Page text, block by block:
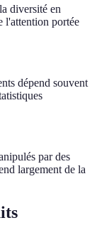
diversité en
l'attention portée
dépend souvent
par des
largement de la